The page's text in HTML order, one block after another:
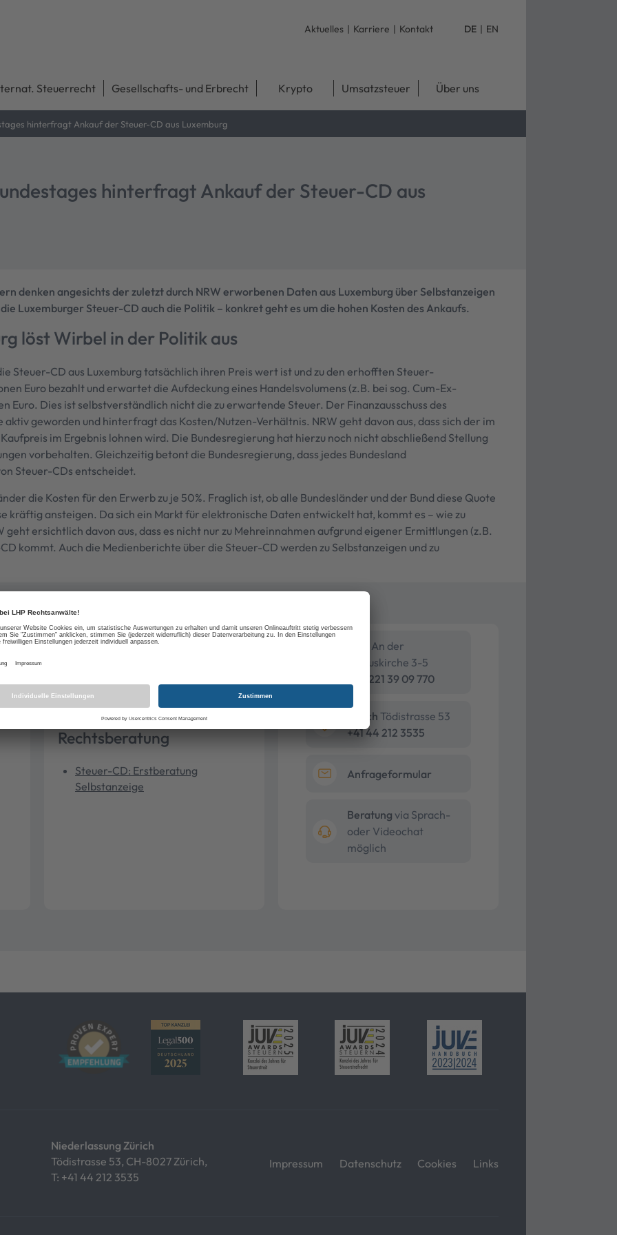
Aktuelles | Karriere | Kontakt DE | EN
Steuerrecht Gesellschafts- und Erbrecht Krypto Umsatzsteuer Über uns
hinterfragt Ankauf der Steuer-CD aus Luxemburg
hinterfragt Ankauf der Steuer-CD aus
denken angesichts der zuletzt durch NRW erworbenen Daten aus Luxemburg über Selbstanzeigen
Luxemburger Steuer-CD auch die Politik – konkret geht es um die hohen Kosten des Ankaufs.
löst Wirbel in der Politik aus
Steuer-CD aus Luxemburg tatsächlich ihren Preis wert ist und zu den erhofften Steuer-
Euro bezahlt und erwartet die Aufdeckung eines Handelsvolumens (z.B. bei sog. Cum-Ex-
Euro. Dies ist selbstverständlich nicht die zu erwartende Steuer. Der Finanzausschuss des
geworden und hinterfragt das Kosten/Nutzen-Verhältnis. NRW geht davon aus, dass sich der im
im Ergebnis lohnen wird. Die Bundesregierung hat hierzu noch nicht abschließend Stellung
vorbehalten. Gleichzeitig betont die Bundesregierung, dass jedes Bundesland
Steuer-CDs entscheidet.
die Kosten für den Erwerb zu je 50%. Fraglich ist, ob alle Bundesländer und der Bund diese Quote
kräftig ansteigen. Da sich ein Markt für elektronische Daten entwickelt hat, kommt es – wie zu
ersichtlich davon aus, dass es nicht nur zu Mehreinnahmen aufgrund eigener Ermittlungen (z.B.
kommt. Auch die Medienberichte über die Steuer-CD werden zu Selbstanzeigen und zu
Thema
Selbstanzeige
Steuer CD
Rechtsberatung
Steuer-CD: Erstberatung
Selbstanzeige
An der
Pauluskirche 3-5
+49 221 39 09 770
Zürich Tödistrasse 53
+41 44 212 3535
Anfrageformular
Beratung via Sprach-
oder Videochat
möglich
Niederlassung Zürich
Tödistrasse 53, CH-8027 Zürich,
T: +41 44 212 3535
Impressum Datenschutz Cookies Links